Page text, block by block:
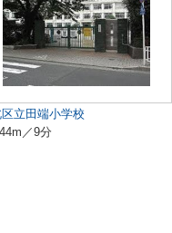
立田端小学校
／9分